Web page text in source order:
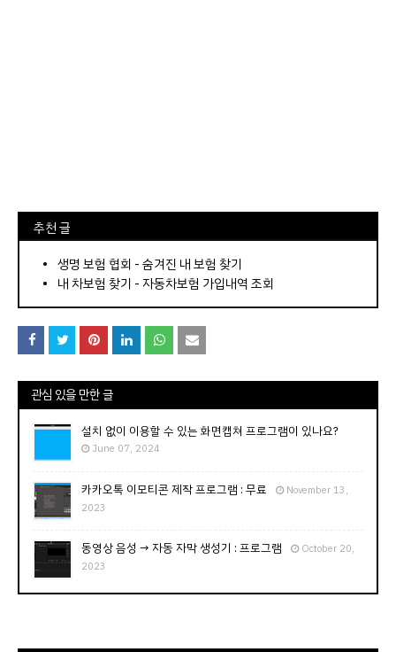
⠀추천 글
⠀­­­­­­­­؜؜؜؜­­­­­­­­؜؜؜؜• 생명 보험 협회 - 숨겨진 내 보험 찾기
내 차보험 찾기 - 자동차보험 가입내역 조회
관심 있을 만한 글
설치 없이 이용할 수 있는 화면캡쳐 프로그램이 있나요?
June 07, 2024
카카오톡 이모티콘 제작 프로그램 : 무료
November 13,
2023
동영상 음성 → 자동 자막 생성기 : 프로그램
October 20,
2023